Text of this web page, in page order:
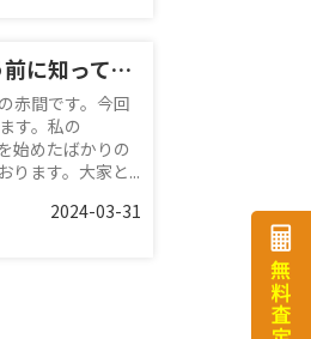
【前編】不動産投資を行う前に知っておきたいこと
赤間です。今回
す。私の
始めたばかりの
ります。大家と...
2024-03-31